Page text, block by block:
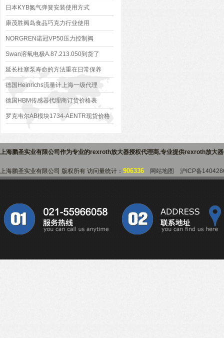
码器
日本KYB氮气弹簧安装使用方式
康茂胜阀岛食品巧克力行业使用
NORGREN诺冠VP50压力控制阀
VP5006BJ111H00价格好
Swan溶氧电极A.87.213.050到货了
延长柱塞泵寿命的方法重在日常保养
德国Heinrichs流量计上海一级代理
德国HBM传感器代理商订货价格表
罗克韦尔AB模块1734-AENTR现货价格
上海鹏圣实业有限公司作为专业的rexroth放大器授权代理商,专业提供rexroth放大
上海鹏圣实业有限公司 版权所有 访问量统计： 906336 网站地图 沪ICP备